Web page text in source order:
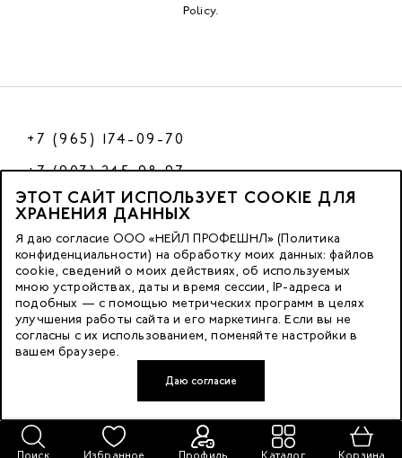
Policy.
+7 (965) 174-09-70
+7 (903) 245-98-97
РФ
© 2023 Nano Prof
Developed by FACE FAMILY
117342, Russia, Moscow, Butlerova Street. 17, «BC Neo Geo»
floor 3, office 3079
ЭТОТ САЙТ ИСПОЛЬЗУЕТ COOKIE ДЛЯ
ХРАНЕНИЯ ДАННЫХ
Я даю согласие ООО «НЕЙЛ ПРОФЕШНЛ» (Политика
конфиденциальности) на обработку моих данных: файлов
cookie, сведений о моих действиях, об используемых
мною устройствах, даты и время сессии, IP-адреса и
подобных — с помощью метрических программ в целях
улучшения работы сайта и его маркетинга. Если вы не
согласны с их использованием, поменяйте настройки в
вашем браузере.
Даю согласие